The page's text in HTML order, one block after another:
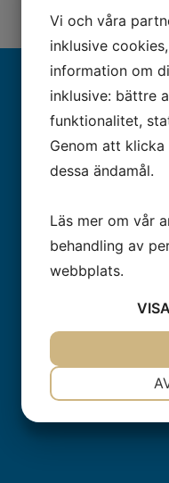
KOM I
Måndag-
Bondegatan
116 33
Vi och våra
inklusive
information om
inklusive: bättre
funktionalitet,
Genom att
dessa ändamål.
Läs mer om vår
behandling av
webbplats.
VISA